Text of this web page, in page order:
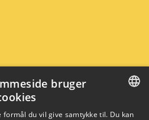
DANISH
bruger
du vil give samtykke til. Du kan